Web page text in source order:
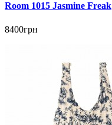
Room 1015 Jasmine Freak
8400грн